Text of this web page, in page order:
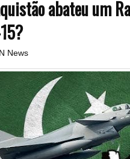
abateu um
News